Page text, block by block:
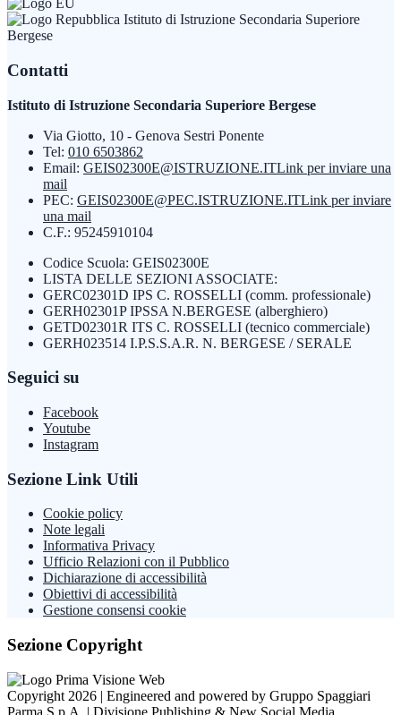
Istituto di Istruzione Secondaria Superiore
Bergese
Contatti
Istituto di Istruzione Secondaria Superiore Bergese
Via Giotto, 10 - Genova Sestri Ponente
Tel: 010 6503862
Email: GEIS02300E@ISTRUZIONE.ITLink per inviare una
mail
PEC: GEIS02300E@PEC.ISTRUZIONE.ITLink per inviare
una mail
C.F.: 95245910104
Codice Scuola: GEIS02300E
LISTA DELLE SEZIONI ASSOCIATE:
GERC02301D IPS C. ROSSELLI (comm. professionale)
GERH02301P IPSSA N.BERGESE (alberghiero)
GETD02301R ITS C. ROSSELLI (tecnico commerciale)
GERH023514 I.P.S.S.A.R. N. BERGESE / SERALE
Seguici su
Facebook
Youtube
Instagram
Sezione Link Utili
Cookie policy
Note legali
Informativa Privacy
Ufficio Relazioni con il Pubblico
Dichiarazione di accessibilità
Obiettivi di accessibilità
Gestione consensi cookie
Sezione Copyright
Copyright 2026 | Engineered and powered by Gruppo Spaggiari
Parma S.p.A. | Divisione Publishing & New Social Media